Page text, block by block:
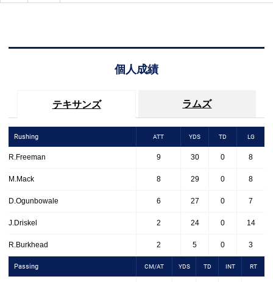
個人成績
テキサンズ ラムズ
Rushing ATT YDS TD LG
R.Freeman 9 30 0 8
M.Mack 8 29 0 8
D.Ogunbowale 6 27 0 7
J.Driskel 2 24 0 14
R.Burkhead 2 5 0 3
Passing CM/AT YDS TD INT RT